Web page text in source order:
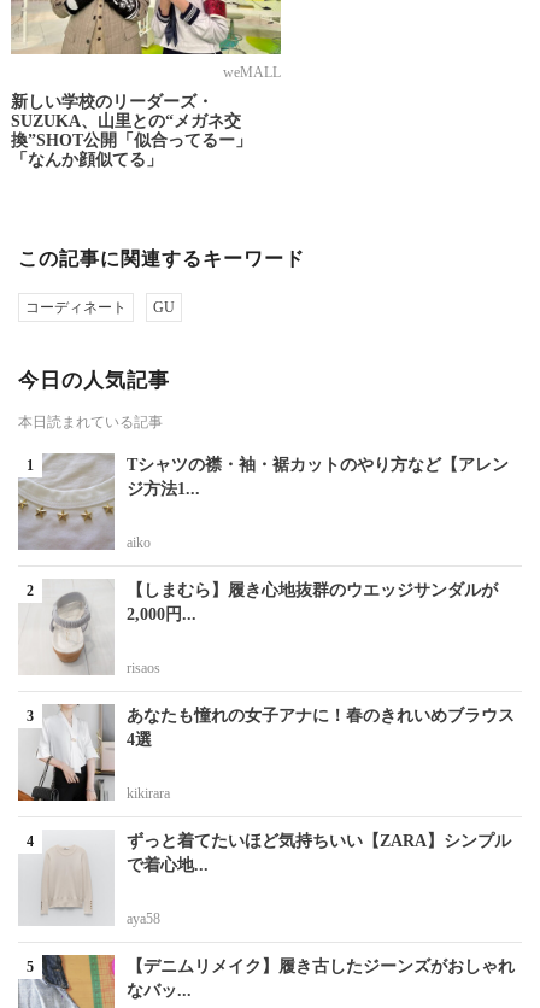
weMALL
新しい学校のリーダーズ・
SUZUKA、山里との“メガネ交
換”SHOT公開「似合ってるー」
「なんか顔似てる」
この記事に関連するキーワード
コーディネート GU
今日の人気記事
本日読まれている記事
Tシャツの襟・袖・裾カットのやり方など【アレン
ジ方法1...
aiko
【しまむら】履き心地抜群のウエッジサンダルが
2,000円...
risaos
あなたも憧れの女子アナに！春のきれいめブラウス
4選
kikirara
ずっと着てたいほど気持ちいい【ZARA】シンプル
で着心地...
aya58
【デニムリメイク】履き古したジーンズがおしゃれ
なバッ...